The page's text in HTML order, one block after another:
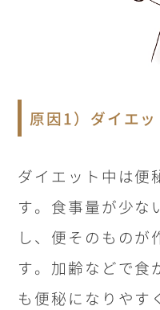
原因1）ダイエ
ダイエット中は便
す。食事量が少な
し、便そのものが
す。加齢などで食
も便秘になりやす